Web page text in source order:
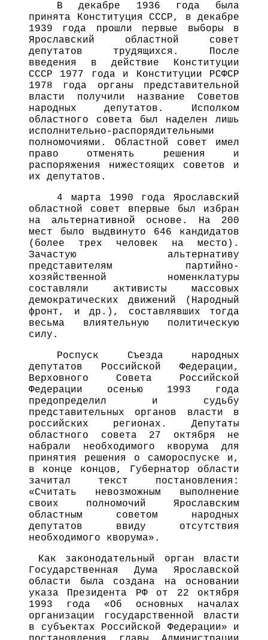
В декабре 1936 года была
принята Конституция СССР, в декабре
1939 года прошли первые выборы в
Ярославский областной совет
депутатов трудящихся. После
введения в действие Конституции
СССР 1977 года и Конституции РСФСР
1978 года органы представительной
власти получили название Советов
народных депутатов. Исполком
областного совета был наделен лишь
исполнительно-распорядительными
полномочиями. Областной совет имел
право отменять решения и
распоряжения нижестоящих советов и
их депутатов.
4 марта 1990 года Ярославский
областной совет впервые был избран
на альтернативной основе. На 200
мест было выдвинуто 646 кандидатов
(более трех человек на место).
Зачастую альтернативу
представителям партийно-
хозяйственной номенклатуры
составляли активисты массовых
демократических движений (Народный
фронт, и др.), составлявших тогда
весьма влиятельную политическую
силу.
Роспуск Съезда народных
депутатов Российской Федерации,
Верховного Совета Российской
Федерации осенью 1993 года
предопределил и судьбу
представительных органов власти в
российских регионах. Депутаты
областного совета 27 октября не
набрали необходимого кворума для
принятия решения о самороспуске и,
в конце концов, Губернатор области
зачитал текст постановления:
«Считать невозможным выполнение
своих полномочий Ярославским
областным советом народных
депутатов ввиду отсутствия
необходимого кворума».
Как законодательный орган власти
Государственная Дума Ярославской
области была создана на основании
указа Президента РФ от 22 октября
1993 года «Об основных началах
организации государственной власти
в субъектах Российской Федерации» и